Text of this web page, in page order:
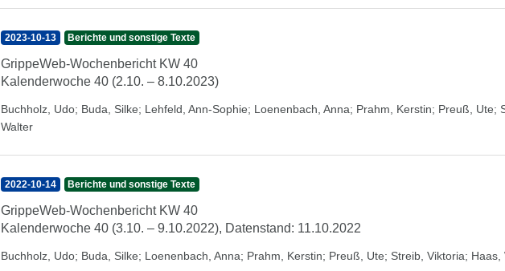
2023-10-13 Berichte und sonstige Texte
GrippeWeb-Wochenbericht KW 40
Kalenderwoche 40 (2.10. – 8.10.2023)
Buchholz, Udo; Buda, Silke; Lehfeld, Ann-Sophie; Loenenbach, Anna; Prahm, Kerstin; Preuß, Ute;
Walter
2022-10-14 Berichte und sonstige Texte
GrippeWeb-Wochenbericht KW 40
Kalenderwoche 40 (3.10. – 9.10.2022), Datenstand: 11.10.2022
Buchholz, Udo; Buda, Silke; Loenenbach, Anna; Prahm, Kerstin; Preuß, Ute; Streib, Viktoria; Haas,